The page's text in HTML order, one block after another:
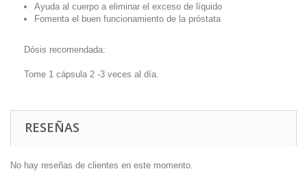
Ayuda al cuerpo a eliminar el exceso de líquido
Fomenta el buen funcionamiento de la próstata
Dósis recomendada:
Tome 1 cápsula 2 -3 veces al día.
RESEÑAS
No hay reseñas de clientes en este momento.